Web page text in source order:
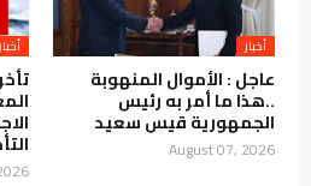
أخبار
عاجل : الأموال المنهوبة
..هذا ما أمر به رئيس
الجمهورية قيس سعيد
August 07, 2026
أخبار